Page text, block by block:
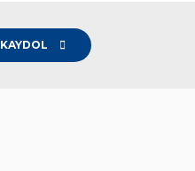
KAYDOL